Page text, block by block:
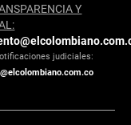
Y
judiciales: